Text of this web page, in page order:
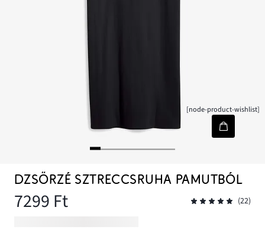
[node-product-wishlist]
DZSÖRZÉ SZTRECCSRUHA PAMUTBÓL
7299 Ft (22)